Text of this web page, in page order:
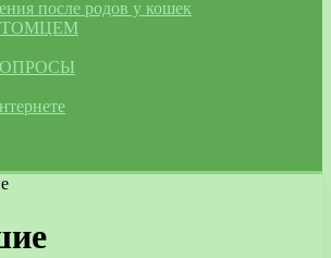
после родов у кошек